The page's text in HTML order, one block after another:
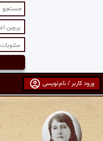
ورود کاربر / نام‌نویسی